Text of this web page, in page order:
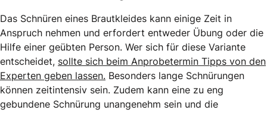
Das Schnüren eines Brautkleides kann einige Zeit in
Anspruch nehmen und erfordert entweder Übung oder die
Hilfe einer geübten Person. Wer sich für diese Variante
entscheidet, sollte sich beim Anprobetermin Tipps von den
Experten geben lassen. Besonders lange Schnürungen
können zeitintensiv sein. Zudem kann eine zu eng
gebundene Schnürung unangenehm sein und die